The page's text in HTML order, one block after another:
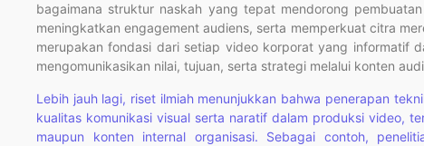
bagaimana struktur naskah yang tepat mendorong
meningkatkan engagement audiens, serta memperkuat citra
merupakan fondasi dari setiap video korporat yang informatif
mengomunikasikan nilai, tujuan, serta strategi melalui konten
Lebih jauh lagi, riset ilmiah menunjukkan bahwa penerapan
kualitas komunikasi visual serta naratif dalam produksi video,
maupun konten internal organisasi. Sebagai contoh,